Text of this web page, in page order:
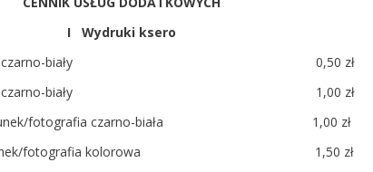
I Wydruki ksero
– druk czarno-biały 0,50 zł
– druk czarno-biały 1,00 zł
rysunek/fotografia czarno-biała 1,00 zł
rysunek/fotografia kolorowa 1,50 zł